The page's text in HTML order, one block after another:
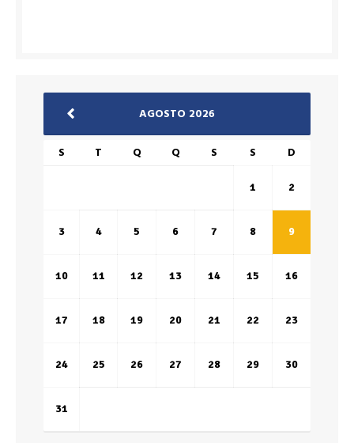
AGOSTO 2026
S T Q Q S S D
1 2
3 4 5 6 7 8 9
10 11 12 13 14 15 16
17 18 19 20 21 22 23
24 25 26 27 28 29 30
31